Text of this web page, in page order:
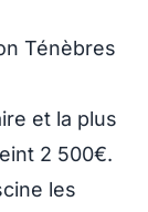
Ténèbres
et la plus
2 500€.
les